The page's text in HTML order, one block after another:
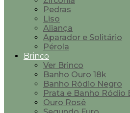
Pedras
Liso
Aliança
Aparador e Solitário
Pérola
Brinco
Ver Brinco
Banho Ouro 18k
Banho Ródio Negro
Prata e Banho Ródio
Ouro Rosê